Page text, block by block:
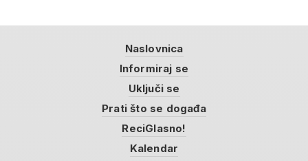
Naslovnica
Informiraj se
Uključi se
Prati što se događa
ReciGlasno!
Kalendar